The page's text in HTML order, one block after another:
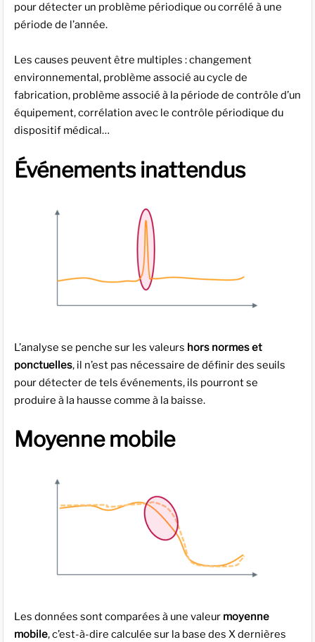
pour détecter un problème périodique ou corrélé à une
période de l’année.
Les causes peuvent être multiples : changement
environnemental, problème associé au cycle de
fabrication, problème associé à la période de contrôle d’un
équipement, corrélation avec le contrôle périodique du
dispositif médical…
Événements inattendus
L’analyse se penche sur les valeurs hors normes et
ponctuelles, il n’est pas nécessaire de définir des seuils
pour détecter de tels événements, ils pourront se
produire à la hausse comme à la baisse.
Moyenne mobile
Les données sont comparées à une valeur moyenne
mobile, c’est-à-dire calculée sur la base des X dernières